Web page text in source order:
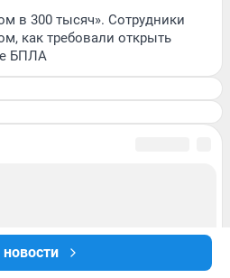
новости
в 300 тысяч». Сотрудники
как требовали открыть
БПЛА